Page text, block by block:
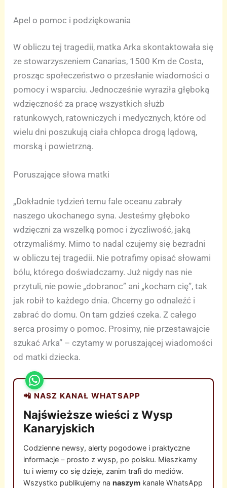
Apel o pomoc i podziękowania
W obliczu tej tragedii, matka Arka skontaktowała się
ze stowarzyszeniem Canarias, 1500 Km de Costa,
prosząc społeczeństwo o przesłanie wiadomości o
pomocy i wsparciu. Jednocześnie wyraziła głęboką
wdzięczność za pracę wszystkich służb
ratunkowych, ratowniczych i medycznych, które od
wielu dni poszukują ciała chłopca drogą lądową,
morską i powietrzną.
Poruszające słowa matki
„Dokładnie tydzień temu fale oceanu zabrały
naszego ukochanego syna. Jesteśmy głęboko
wdzięczni za wszelką pomoc i życzliwość, jaką
otrzymaliśmy. Mimo to nadal czujemy się bezradni
w obliczu tej tragedii. Nie potrafimy opisać słowami
bólu, którego doświadczamy. Już nigdy nas nie
przytuli, nie powie „dobranoc” ani „kocham cię”, tak
jak robił to każdego dnia. Chcemy go odnaleźć i
zabrać do domu. On tam gdzieś czeka. Z całego
serca prosimy o pomoc. Prosimy, nie przestawajcie
szukać Arka” – czytamy w poruszającej wiadomości
od matki dziecka.
📲 NASZ KANAŁ WHATSAPP
Najświeższe wieści z Wysp
Kanaryjskich
Codzienne newsy, alerty pogodowe i praktyczne
informacje – prosto z wysp, po polsku. Mieszkamy
tu i wiemy co się dzieje, zanim trafi do mediów.
Wszystko publikujemy nanaszym kanale WhatsApp